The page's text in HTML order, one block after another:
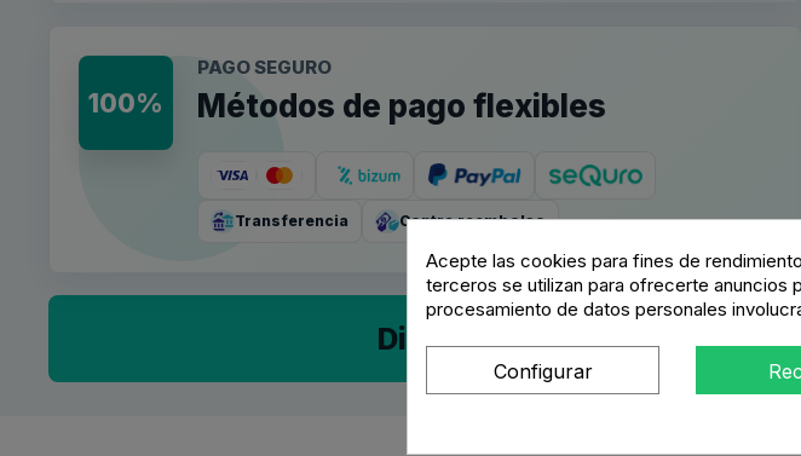
100%
PAGO SEGURO
Métodos de pago flexibles
Transferencia Contra reembolso
Divide en 3 sin coste o hasta
Acepte las cookies para fines de
terceros se utilizan para ofrecerte anuncios
procesamiento de datos personales
Configurar